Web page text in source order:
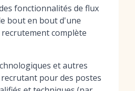
fonctionnalités de flux
bout en bout d'une
complète
et autres
pour des postes